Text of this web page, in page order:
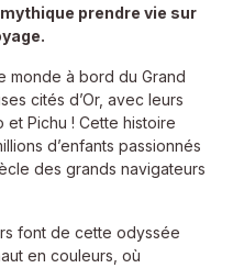
prendre vie sur
monde à bord du Grand
cités d’Or, avec leurs
Pichu ! Cette histoire
d’enfants passionnés
des grands navigateurs
font de cette odyssée
en couleurs, où